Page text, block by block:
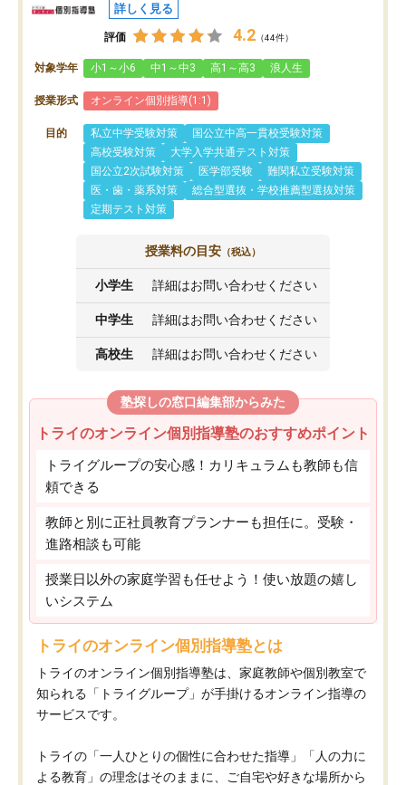
詳しく見る
評価 4.2 （44件）
対象学年 小1～小6 中1～中3 高1～高3 浪人生
授業形式 オンライン個別指導(1:1)
目的 私立中学受験対策
国公立中高一貫校受験対策
高校受験対策
大学入学共通テスト対策
国公立2次試験対策
医学部受験
難関私立受験対策
医・歯・薬系対策
総合型選抜・学校推薦型選抜対策
定期テスト対策
授業料の目安 （税込）
小学生 詳細はお問い合わせください
中学生 詳細はお問い合わせください
高校生 詳細はお問い合わせください
塾探しの窓口編集部からみた
トライのオンライン個別指導塾のおすすめポイント
トライグループの安心感！カリキュラムも教師も信
頼できる
教師と別に正社員教育プランナーも担任に。受験・
進路相談も可能
授業日以外の家庭学習も任せよう！使い放題の嬉し
いシステム
トライのオンライン個別指導塾とは
トライのオンライン個別指導塾は、家庭教師や個別教室で
知られる「トライグループ」が手掛けるオンライン指導の
サービスです。
トライの「一人ひとりの個性に合わせた指導」「人の力に
よる教育」の理念はそのままに、ご自宅や好きな場所から